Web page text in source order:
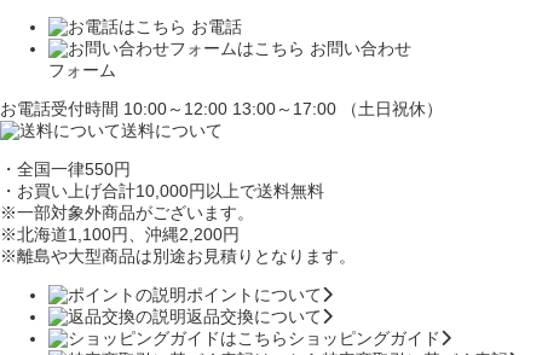
お電話
お問い合わせ
フォーム
お電話受付時間 10:00～12:00 13:00～17:00 （土日祝休）
送料について
・全国一律550円
・お買い上げ合計10,000円 以上で送料無料
※一部対象外商品がございます。
※北海道1,100円、沖縄2,200円
※離島や大型商品は別途お見積りとなります。
ポイントについて
返品交換について
ショッピングガイド